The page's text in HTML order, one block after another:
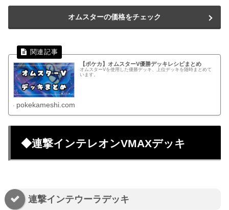
オムスターの価格をチェック
【ポケカ】オムスターV優勝デッキレシピまとめ
オムスターVを使用した優勝デッキ、上位デッキを随時まとめて
います。
pokekameshi.com
◆連撃インテレオンVMAXデッキ
連撃インテウーラデッキ